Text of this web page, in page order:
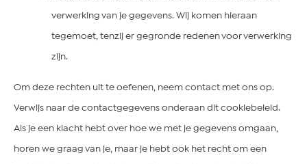
verwerking van je gegevens. Wij komen hieraan
tegemoet, tenzij er gegronde redenen voor verwerking
zijn.
Om deze rechten uit te oefenen, neem contact met ons op.
Verwijs naar de contactgegevens onderaan dit cookiebeleid.
Als je een klacht hebt over hoe we met je gegevens omgaan,
horen we graag van je, maar je hebt ook het recht om een